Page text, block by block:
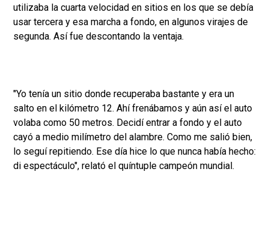
utilizaba la cuarta velocidad en sitios en los que se debía
usar tercera y esa marcha a fondo, en algunos virajes de
segunda. Así fue descontando la ventaja.
"Yo tenía un sitio donde recuperaba bastante y era un
salto en el kilómetro 12. Ahí frenábamos y aún así el auto
volaba como 50 metros. Decidí entrar a fondo y el auto
cayó a medio milímetro del alambre. Como me salió bien,
lo seguí repitiendo. Ese día hice lo que nunca había hecho:
di espectáculo", relató el quíntuple campeón mundial.